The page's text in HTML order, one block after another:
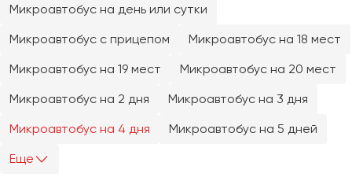
Микроавтобус на день или сутки
Микроавтобус с прицепом
Микроавтобус на 18 мест
Микроавтобус на 19 мест
Микроавтобус на 20 мест
Микроавтобус на 2 дня
Микроавтобус на 3 дня
Микроавтобус на 4 дня
Микроавтобус на 5 дней
Еще
Челябинск
Якутск
Ярославль